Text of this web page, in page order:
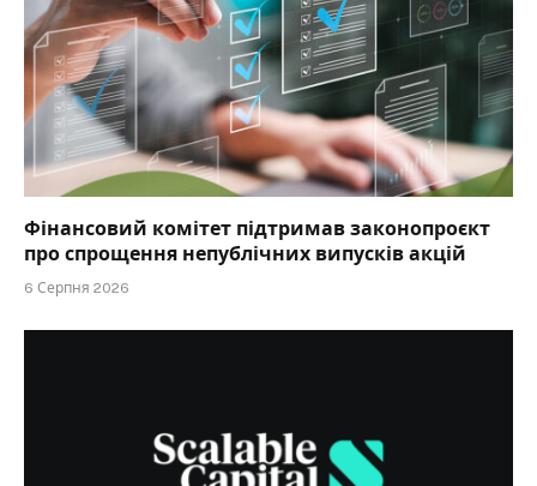
Фінансовий комітет підтримав законопроєкт
про спрощення непублічних випусків акцій
6 Серпня 2026